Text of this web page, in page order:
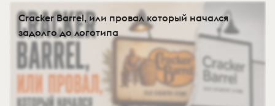
Cracker Barrel, или провал который начался
задолго до логотипа